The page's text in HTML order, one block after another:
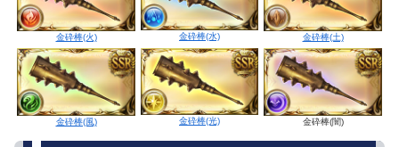
金砕棒(火) 金砕棒(水) 金砕棒(土)
金砕棒(風) 金砕棒(光) 金砕棒(闇)